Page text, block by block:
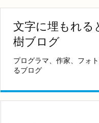
文字に埋もれる
樹ブログ
プログラマ、作家、フォ
るブログ